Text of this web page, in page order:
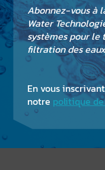
Abonnez-vous à
Water
systèmes pour
filtration des
En vous
notre politique